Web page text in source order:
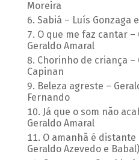
Moreira
Sabiá – Luís Gonzaga
O que me faz cantar –
Geraldo Amaral
Chorinho de criança –
Capinan
Beleza agreste –
Fernando
Já que o som não
Geraldo Amaral
O amanhã é distante
Geraldo Azevedo e Babal)